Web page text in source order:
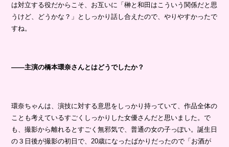
は対立する役だからこそ、お互いに「榊と和田はこういう関係だと思
うけど、どうかな？」としっかり話し合えたので、やりやすかったで
すね。
――主演の橋本環奈さんとはどうでしたか？
環奈ちゃんは、演技に対する意思をしっかり持っていて、作品全体の
ことも考えているすごくしっかりした女優さんだと思いました。で
も、撮影から離れるとすごく無邪気で、普通の女の子っぽい。誕生日
の３日後が撮影の初日で、20歳になったばかりだったので「お酒が